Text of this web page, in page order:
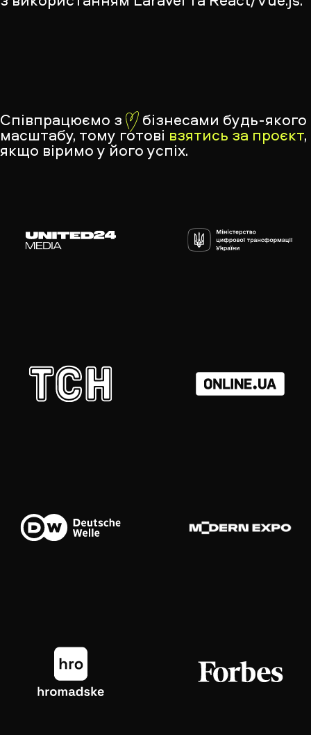
Співпрацюємо з бізнесами будь-якого
масштабу, тому готові взятись за проєкт,
якщо віримо у його успіх.